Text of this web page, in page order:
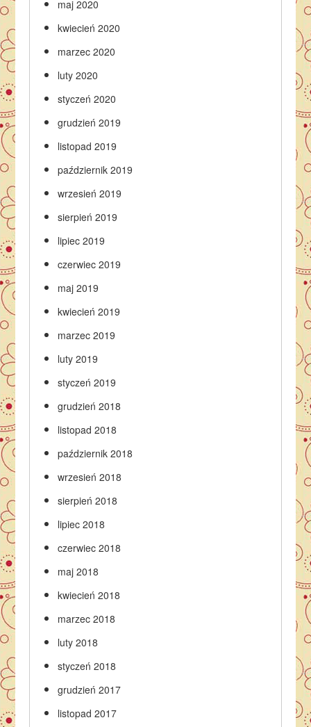
maj 2020
kwiecień 2020
marzec 2020
luty 2020
styczeń 2020
grudzień 2019
listopad 2019
październik 2019
wrzesień 2019
sierpień 2019
lipiec 2019
czerwiec 2019
maj 2019
kwiecień 2019
marzec 2019
luty 2019
styczeń 2019
grudzień 2018
listopad 2018
październik 2018
wrzesień 2018
sierpień 2018
lipiec 2018
czerwiec 2018
maj 2018
kwiecień 2018
marzec 2018
luty 2018
styczeń 2018
grudzień 2017
listopad 2017